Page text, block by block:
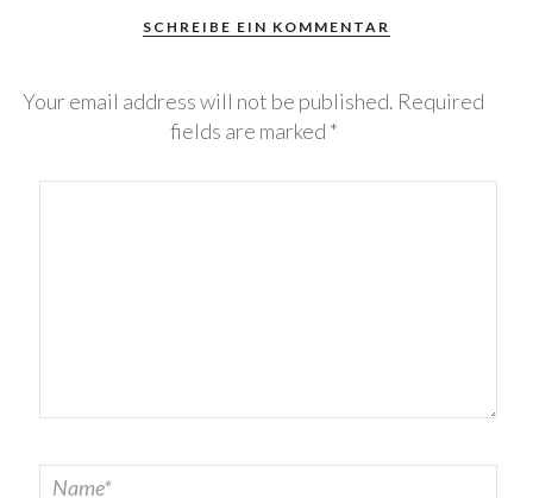
SCHREIBE EIN KOMMENTAR
Your email address will not be published. Required
fields are marked *